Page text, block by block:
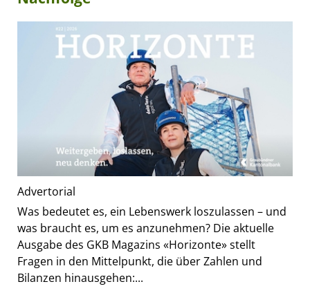
Advertorial
Was bedeutet es, ein Lebenswerk loszulassen – und
was braucht es, um es anzunehmen? Die aktuelle
Ausgabe des GKB Magazins «Horizonte» stellt
Fragen in den Mittelpunkt, die über Zahlen und
Bilanzen hinausgehen:...